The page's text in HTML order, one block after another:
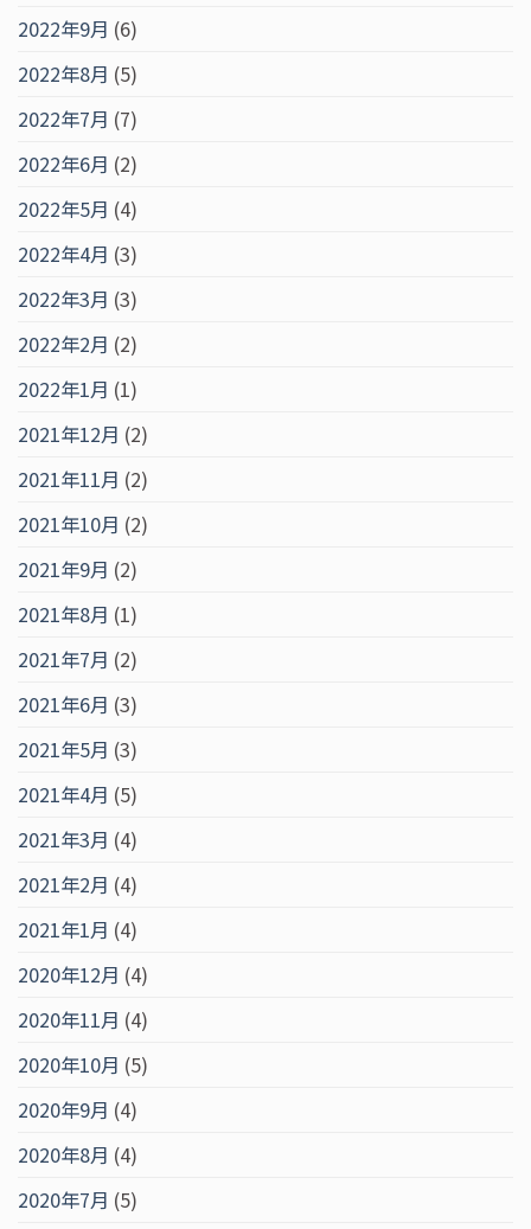
2022年9月 (6)
2022年8月 (5)
2022年7月 (7)
2022年6月 (2)
2022年5月 (4)
2022年4月 (3)
2022年3月 (3)
2022年2月 (2)
2022年1月 (1)
2021年12月 (2)
2021年11月 (2)
2021年10月 (2)
2021年9月 (2)
2021年8月 (1)
2021年7月 (2)
2021年6月 (3)
2021年5月 (3)
2021年4月 (5)
2021年3月 (4)
2021年2月 (4)
2021年1月 (4)
2020年12月 (4)
2020年11月 (4)
2020年10月 (5)
2020年9月 (4)
2020年8月 (4)
2020年7月 (5)